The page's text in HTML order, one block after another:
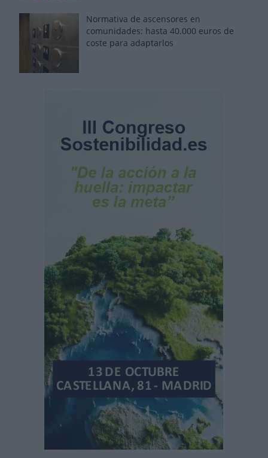
Normativa de ascensores en
comunidades: hasta 40.000 euros de
coste para adaptarlos